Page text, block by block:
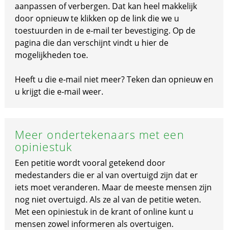
aanpassen of verbergen. Dat kan heel makkelijk
door opnieuw te klikken op de link die we u
toestuurden in de e-mail ter bevestiging. Op de
pagina die dan verschijnt vindt u hier de
mogelijkheden toe.
Heeft u die e-mail niet meer? Teken dan opnieuw en
u krijgt die e-mail weer.
Meer ondertekenaars met een
opiniestuk
Een petitie wordt vooral getekend door
medestanders die er al van overtuigd zijn dat er
iets moet veranderen. Maar de meeste mensen zijn
nog niet overtuigd. Als ze al van de petitie weten.
Met een opiniestuk in de krant of online kunt u
mensen zowel informeren als overtuigen.